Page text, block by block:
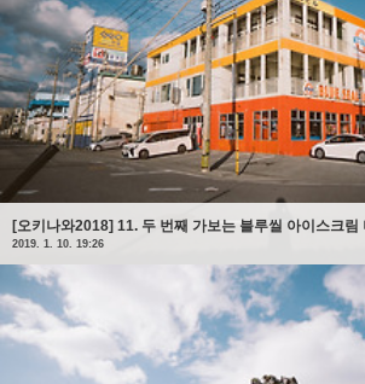
[오키나와2018] 11. 두 번째 가보는 블루씰 아이스크림
2019. 1. 10. 19:26